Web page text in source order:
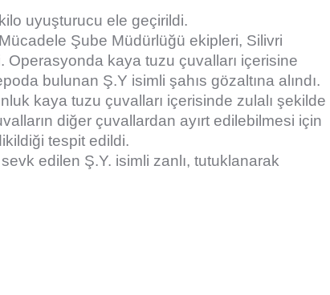
uyuşturucu ele geçirildi.
Şube Müdürlüğü ekipleri, Silivri
kaya tuzu çuvalları içerisine
bulunan Ş.Y isimli şahıs gözaltına alındı.
kaya tuzu çuvalları içerisinde zulalı şekilde
diğer çuvallardan ayırt edilebilmesi için
tespit edildi.
edilen Ş.Y. isimli zanlı, tutuklanarak